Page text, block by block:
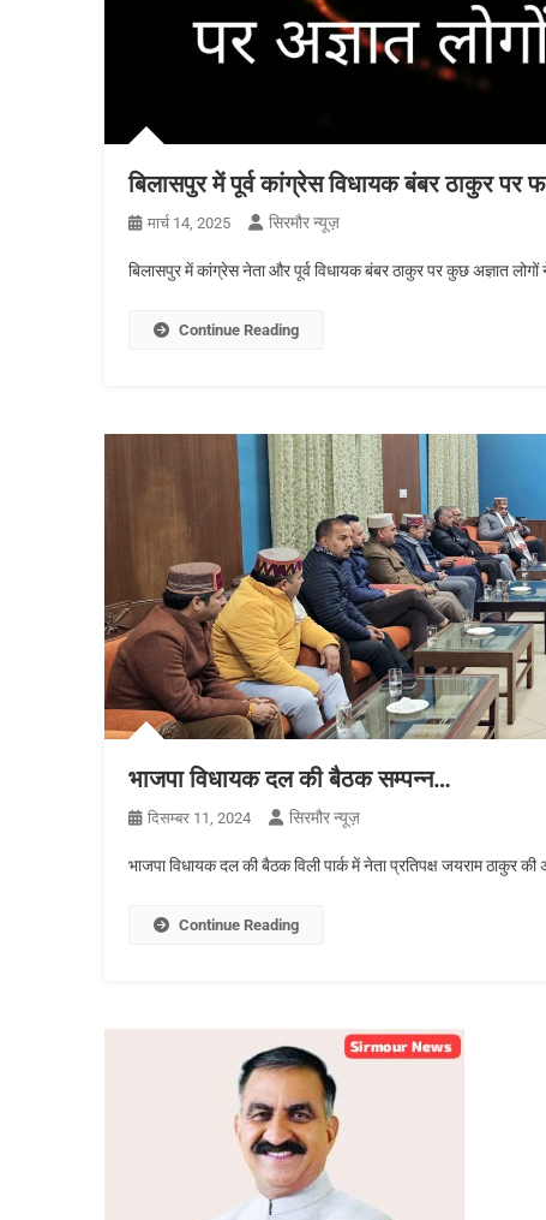
बिलासपुर में पूर्व कांग्रेस विधायक बंबर ठाकुर पर
मार्च 14, 2025 सिरमौर न्यूज़
बिलासपुर में कांग्रेस नेता और पूर्व विधायक बंबर ठाकुर पर कुछ अज्ञात लोगों
Continue Reading
भाजपा विधायक दल की बैठक सम्पन्न…
दिसम्बर 11, 2024 सिरमौर न्यूज़
भाजपा विधायक दल की बैठक विली पार्क में नेता प्रतिपक्ष जयराम ठाकुर की
Continue Reading